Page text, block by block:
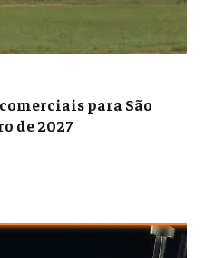
para São
de 2027